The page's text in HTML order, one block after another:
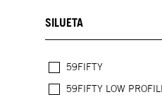
SILUETA
59FIFTY
59FIFTY LOW